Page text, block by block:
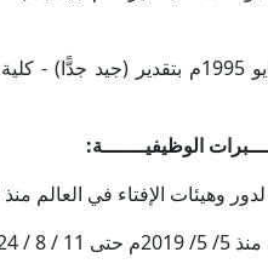
- ليسانس أصول الدين في العقيدة والفلسفة –
الوظيفيـــــــة:
الإفتاء في العالم منذ 12 / 8 / 2024م.